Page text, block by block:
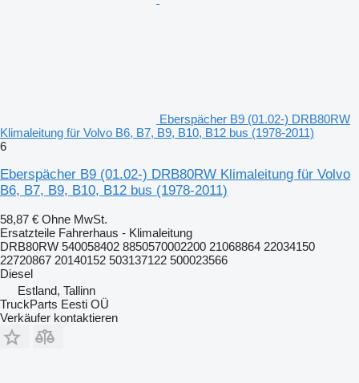
Eberspächer B9 (01.02-) DRB80RW
Klimaleitung für Volvo B6, B7, B9, B10, B12 bus (1978-2011)
6
Eberspächer B9 (01.02-) DRB80RW Klimaleitung für Volvo
B6, B7, B9, B10, B12 bus (1978-2011)
58,87 € Ohne MwSt.
Ersatzteile Fahrerhaus - Klimaleitung
DRB80RW 540058402 8850570002200 21068864 22034150
22720867 20140152 503137122 500023566
Diesel
Estland, Tallinn
TruckParts Eesti OÜ
Verkäufer kontaktieren